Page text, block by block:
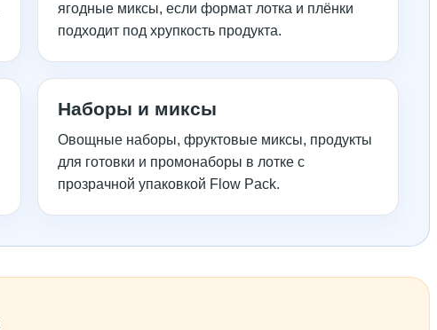
ягодные миксы, если формат лотка и плёнки
подходит под хрупкость продукта.
Наборы и миксы
Овощные наборы, фруктовые миксы, продукты
для готовки и промонаборы в лотке с
прозрачной упаковкой Flow Pack.